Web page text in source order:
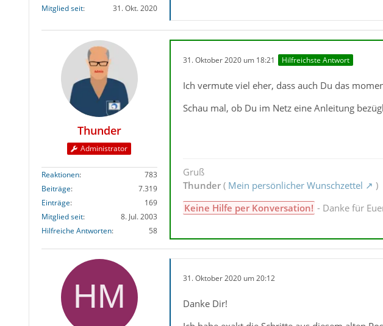
Mitglied seit
31. Okt. 2020
Thunder
Administrator
Reaktionen
783
Beiträge
7.319
Einträge
169
Mitglied seit
8. Jul. 2003
Hilfreiche Antworten
58
31. Oktober 2020 um 18:21 Hilfreichste Antwort
Ich vermute viel eher, dass auch Du das
Schau mal, ob Du im Netz eine Anleitung
Gruß
Thunder( Mein persönlicher Wunschzettel
)
Keine Hilfe per Konversation! - Danke für
31. Oktober 2020 um 20:12
Danke Dir!